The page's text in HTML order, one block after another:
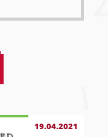
19.04.2021